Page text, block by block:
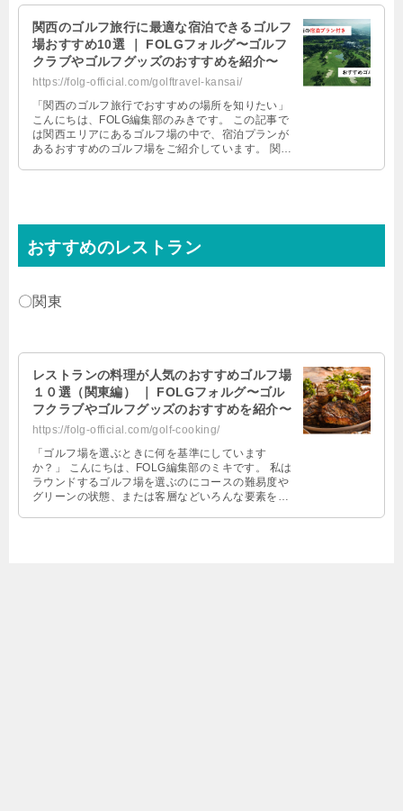
関西のゴルフ旅行に最適な宿泊できるゴルフ
場おすすめ10選 ｜ FOLGフォルグ〜ゴルフ
クラブやゴルフグッズのおすすめを紹介〜
https://folg-official.com/golftravel-kansai/
「関西のゴルフ旅行でおすすめの場所を知りたい」
こんにちは、FOLG編集部のみきです。 この記事で
は関西エリアにあるゴルフ場の中で、宿泊プランが
あるおすすめのゴルフ場をご紹介しています。 関西
おすすめのレストラン
〇関東
レストランの料理が人気のおすすめゴルフ場
１０選（関東編） ｜ FOLGフォルグ〜ゴル
フクラブやゴルフグッズのおすすめを紹介〜
https://folg-official.com/golf-cooking/
「ゴルフ場を選ぶときに何を基準にしています
か？」 こんにちは、FOLG編集部のミキです。 私は
ラウンドするゴルフ場を選ぶのにコースの難易度や
グリーンの状態、または客層などいろんな要素を加